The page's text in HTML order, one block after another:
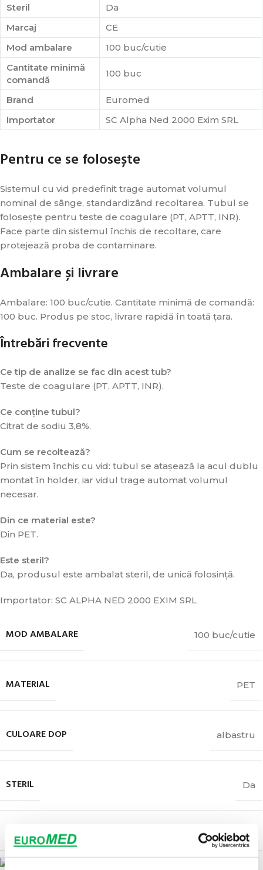
Steril
Da
Marcaj
CE
Mod ambalare
100 buc/cutie
Cantitate minimă
comandă
100 buc
Brand
Euromed
Importator
SC Alpha Ned 2000 Exim SRL
Pentru ce se folosește
Sistemul cu vid predefinit trage automat volumul
nominal de sânge, standardizând recoltarea. Tubul se
folosește pentru teste de coagulare (PT, APTT, INR).
Face parte din sistemul închis de recoltare, care
protejează proba de contaminare.
Ambalare și livrare
Ambalare: 100 buc/cutie. Cantitate minimă de comandă:
100 buc. Produs pe stoc, livrare rapidă în toată țara.
Întrebări frecvente
Ce tip de analize se fac din acest tub?
Teste de coagulare (PT, APTT, INR).
Ce conține tubul?
Citrat de sodiu 3,8%.
Cum se recoltează?
Prin sistem închis cu vid: tubul se atașează la acul dublu
montat în holder, iar vidul trage automat volumul
necesar.
Din ce material este?
Din PET.
Este steril?
Da, produsul este ambalat steril, de unică folosință.
Importator: SC ALPHA NED 2000 EXIM SRL
MOD AMBALARE 100 buc/cutie
MATERIAL PET
CULOARE DOP albastru
STERIL Da
MARCAJ CE